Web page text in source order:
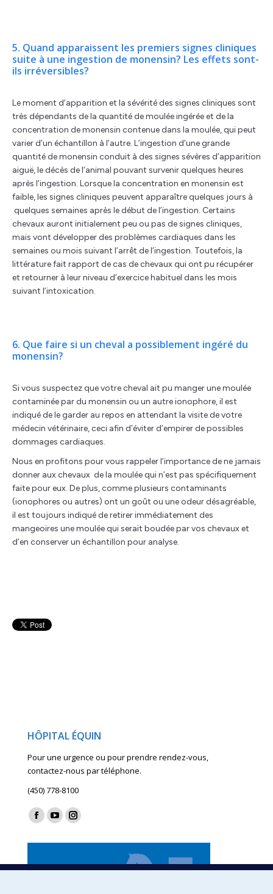
5. Quand apparaissent les premiers signes cliniques
suite à une ingestion de monensin? Les effets sont-
ils irréversibles?
Le moment d’apparition et la sévérité des signes cliniques sont
très dépendants de la quantité de moulée ingérée et de la
concentration de monensin contenue dans la moulée, qui peut
varier d’un échantillon à l’autre. L’ingestion d’une grande
quantité de monensin conduit à des signes sévères d’apparition
aiguë, le décès de l’animal pouvant survenir quelques heures
après l’ingestion. Lorsque la concentration en monensin est
faible, les signes cliniques peuvent apparaître quelques jours à
quelques semaines après le début de l’ingestion. Certains
chevaux auront initialement peu ou pas de signes cliniques,
mais vont développer des problèmes cardiaques dans les
semaines ou mois suivant l’arrêt de l’ingestion. Toutefois, la
littérature fait rapport de cas de chevaux qui ont pu récupérer
et retourner à leur niveau d’exercice habituel dans les mois
suivant l’intoxication.
6. Que faire si un cheval a possiblement ingéré du
monensin?
Si vous suspectez que votre cheval ait pu manger une moulée
contaminée par du monensin ou un autre ionophore, il est
indiqué de le garder au repos en attendant la visite de votre
médecin vétérinaire, ceci afin d’éviter d’empirer de possibles
dommages cardiaques.
Nous en profitons pour vous rappeler l’importance de ne jamais
donner aux chevaux de la moulée qui n’est pas spécifiquement
faite pour eux. De plus, comme plusieurs contaminants
(ionophores ou autres) ont un goût ou une odeur désagréable,
il est toujours indiqué de retirer immédiatement des
mangeoires une moulée qui serait boudée par vos chevaux et
d’en conserver un échantillon pour analyse.
HÔPITAL ÉQUIN
Pour une urgence ou pour prendre rendez-vous,
contactez-nous par téléphone.
(450) 778-8100
Find us on:
Facebook
in
YouTube
in
Instagram
in